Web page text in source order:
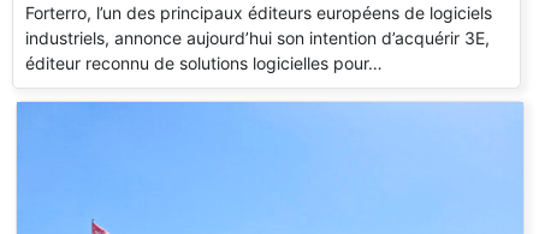
Forterro, l’un des principaux éditeurs européens de logiciels
industriels, annonce aujourd’hui son intention d’acquérir 3E,
éditeur reconnu de solutions logicielles pour…